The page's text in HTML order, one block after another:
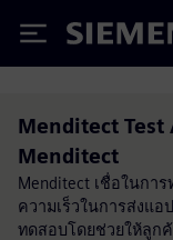
Siemens
Menditect Test
Menditect
Menditect เชื่อในกา
ความเร็วในการส่งแ
ทดสอบโดยช่วยให้ลูก